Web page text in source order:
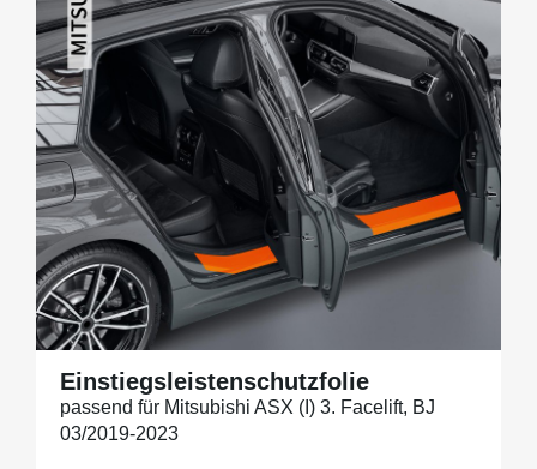
Einstiegsleistenschutzfolie
passend für Mitsubishi ASX (I) 3. Facelift, BJ
03/2019-2023